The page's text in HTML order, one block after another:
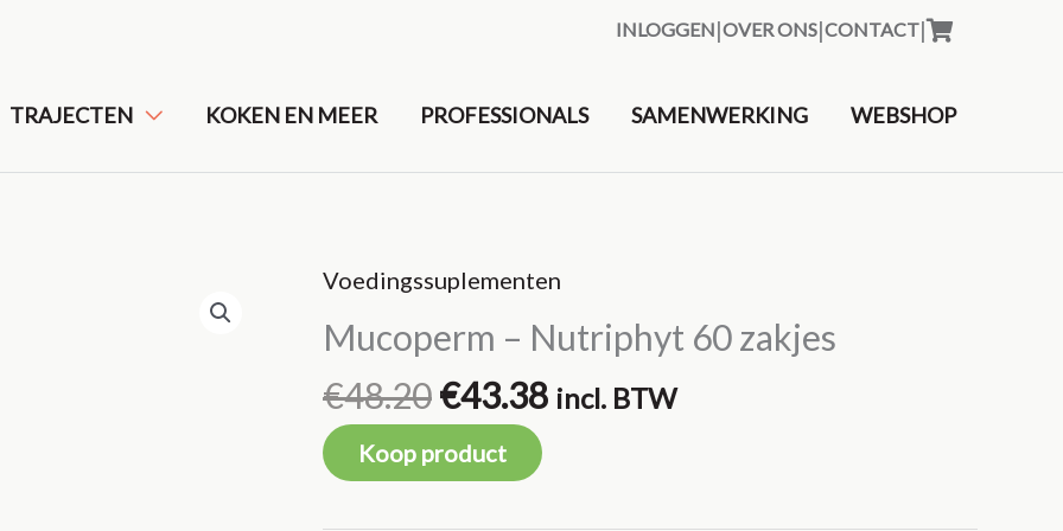
TRAJECTEN KOKEN EN MEER PROFESSIONALS SAMENWERKING WEBSHOP
INLOGGEN|OVER ONS|CONTACT|
Voedingssuplementen
Mucoperm – Nutriphyt 60 zakjes
€48.20Oorspronkelijke
prijs
was:
€43.38Huidige
incl. BTW
Koop product